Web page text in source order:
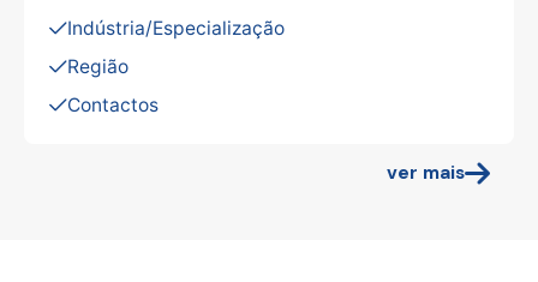
Indústria/Especialização
Região
Contactos
ver mais